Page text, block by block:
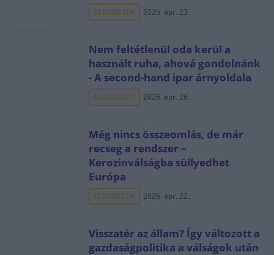
ELEMZÉSEK 2026. ápr. 23.
Nem feltétlenül oda kerül a
használt ruha, ahová gondolnánk
- A second-hand ipar árnyoldala
ELEMZÉSEK 2026. ápr. 26.
Még nincs összeomlás, de már
recseg a rendszer –
Kerozinválságba süllyedhet
Európa
ELEMZÉSEK 2026. ápr. 22.
Visszatér az állam? Így változott a
gazdaságpolitika a válságok után